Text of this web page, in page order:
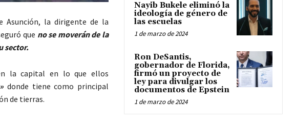
Asunción, la dirigente de la
que no se moverán de la
sector.
la capital en lo que ellos
donde tiene como principal
de tierras.
Nayib Bukele eliminó la
ideología de género de
las escuelas
1 de marzo de 2024
Ron DeSantis,
gobernador de Florida,
firmó un proyecto de
ley para divulgar los
documentos de Epstein
1 de marzo de 2024